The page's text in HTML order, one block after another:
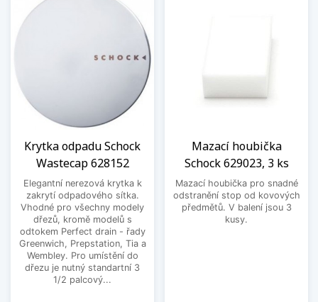
Krytka odpadu Schock
Wastecap 628152
Elegantní nerezová krytka k
zakrytí odpadového sítka.
Vhodné pro všechny modely
dřezů, kromě modelů s
odtokem Perfect drain - řady
Greenwich, Prepstation, Tia a
Wembley. Pro umístění do
dřezu je nutný standartní 3
1/2 palcový...
Mazací houbička
Schock 629023, 3 ks
Mazací houbička pro snadné
odstranění stop od kovových
předmětů. V balení jsou 3
kusy.